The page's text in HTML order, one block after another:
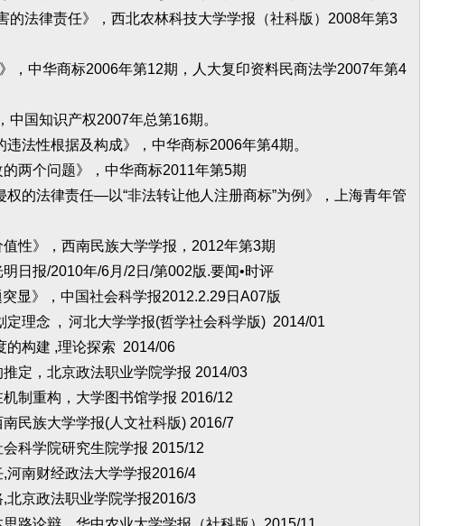
的法律责任》，西北农林科技大学学报（社科版）2008年第3
，中华商标2006年第12期，人大复印资料民商法学2007年第4
国知识产权2007年总第16期。
法性根据及构成》，中华商标2006年第4期。
两个问题》，中华商标2011年第5期
的法律责任—以“非法转让他人注册商标”为例》，上海青年管
性》，西南民族大学学报，2012年第3期
日报/2010年/6月/2日/第002版.要闻•时评
显》，中国社会科学报2012.2.29日A07版
定理念 , 河北大学学报(哲学社会科学版) 2014/01
的构建 ,理论探索 2014/06
定，北京政法职业学院学报 2014/03
制重构，大学图书馆学报 2016/12
民族大学学报(人文社科版) 2016/7
科学院研究生院学报 2015/12
河南财经政法大学学报2016/4
北京政法职业学院学报2016/3